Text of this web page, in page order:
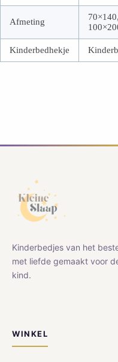
Afmeting
Kinderbedhekje
Kinderbedjes van het
met liefde gemaakt voor
kind.
WINKEL